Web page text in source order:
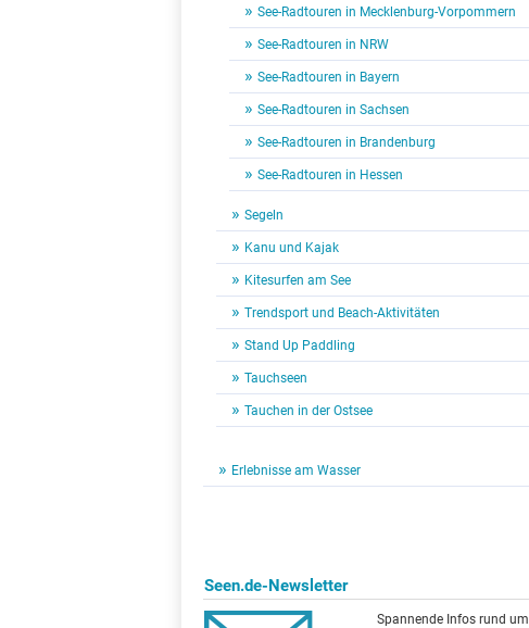
See-Radtouren in Mecklenburg-Vorpommern
See-Radtouren in NRW
See-Radtouren in Bayern
See-Radtouren in Sachsen
See-Radtouren in Brandenburg
See-Radtouren in Hessen
Segeln
Kanu und Kajak
Kitesurfen am See
Trendsport und Beach-Aktivitäten
Stand Up Paddling
Tauchseen
Tauchen in der Ostsee
Erlebnisse am Wasser
Seen.de-Newsletter
Spannende Infos rund um